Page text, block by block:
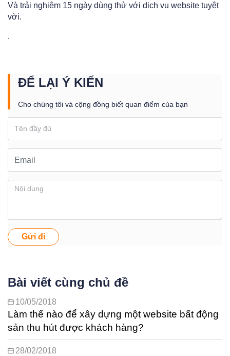
Và trải nghiệm 15 ngày dùng thử với dịch vụ website tuyệt
vời.
.
ĐỂ LẠI Ý KIẾN
Cho chúng tôi và cộng đồng biết quan điểm của bạn
Gửi đi
Bài viết cùng chủ đề
10/05/2018
Làm thế nào để xây dựng một website bất động
sản thu hút được khách hàng?
28/02/2018